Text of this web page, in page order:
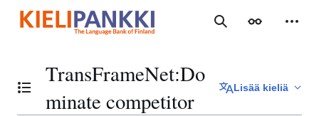
sisältöön
Haku Ulkoasu
Vaihda sisällysluettelo
TransFrameNet:Do
minate competitor
Lisää kieliä